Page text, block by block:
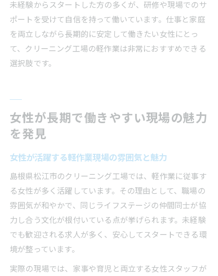
未経験からスタートした方の多くが、研修や現場でのサ
ポートを受けて自信を持って働いています。仕事と家庭
を両立しながら長期的に安定して働きたい女性にとっ
て、クリーニング工場の軽作業は非常におすすめできる
選択肢です。
女性が長期で働きやすい現場の魅力
を発見
女性が活躍する軽作業現場の雰囲気と魅力
島根県松江市のクリーニング工場では、軽作業に従事す
る女性が多く活躍しています。その理由として、職場の
雰囲気が和やかで、同じライフステージの仲間同士が協
力し合う文化が根付いている点が挙げられます。未経験
でも歓迎される求人が多く、安心してスタートできる環
境が整っています。
実際の現場では、家事や育児と両立する女性スタッフが